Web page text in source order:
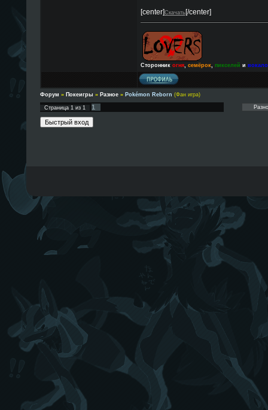
[center]Скачать[/center]
Сторонник огня, семёрок, пикселей и
Форум » Покеигры » Разное » Pokémon Reborn (Фан игра)
Страница 1из 1 1